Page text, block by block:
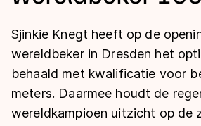
Langebaan
Shorttrack
Inlineskaten
Uitslagen
Langebaan
Shorttrack
Marathon
Tijden & historie
Ranglijsten Langebaan
Sjinkie Knegt heeft op de
wereldbeker in Dresden het
behaald met kwalificatie voor
meters. Daarmee houdt de
wereldkampioen uitzicht op de